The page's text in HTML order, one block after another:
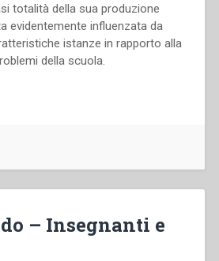
totalità della sua produzione
evidentemente influenzata da
istanze in rapporto alla
della scuola.
– Insegnanti e